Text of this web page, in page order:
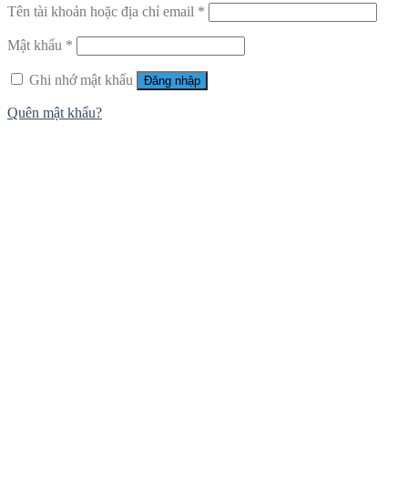
Tên tài khoản hoặc địa chỉ email *
Mật khẩu *
Ghi nhớ mật khẩu Đăng nhập
Quên mật khẩu?